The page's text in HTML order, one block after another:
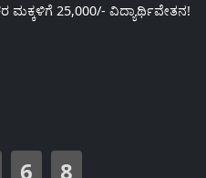
ಮಕ್ಕಳಿಗೆ 25,000/- ವಿದ್ಯಾರ್ಥಿವೇತನ!
6 8